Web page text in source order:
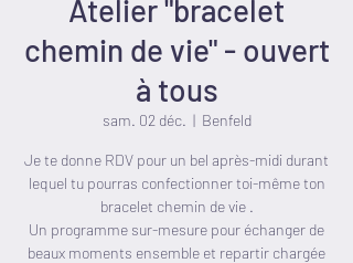
Atelier "bracelet
chemin de vie" - ouvert
à tous
sam. 02 déc.
  |
Benfeld
Je te donne RDV pour un bel après-midi durant
lequel tu pourras confectionner toi-même ton
bracelet chemin de vie .
Un programme sur-mesure pour échanger de
beaux moments ensemble et repartir chargée